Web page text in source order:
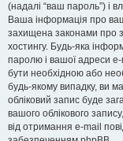
(надалі “ваш пароль”) і
Ваша інформація про
захищена законами про
хостингу. Будь-яка
паролю і вашої адреси e-
бути необхідною або
будь-якому випадку, ви
обліковий запис буде
вашого облікового
від отримання e-mail